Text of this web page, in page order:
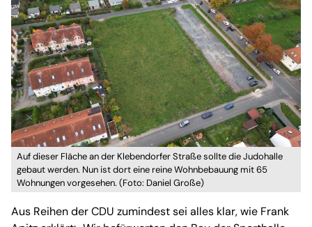
Auf dieser Fläche an der Klebendorfer Straße sollte die Judohalle
gebaut werden. Nun ist dort eine reine Wohnbebauung mit 65
Wohnungen vorgesehen. (Foto: Daniel Große)
Aus Reihen der CDU zumindest sei alles klar, wie Frank